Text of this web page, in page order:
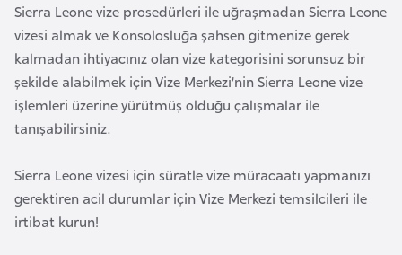
m
l
e
r
i
Sierra Leone vize prosedürleri ile uğraşmadan Sierra Leone
vizesi almak ve Konsolosluğa şahsen gitmenize gerek
kalmadan ihtiyacınız olan vize kategorisini sorunsuz bir
şekilde alabilmek için Vize Merkezi’nin Sierra Leone vize
işlemleri üzerine yürütmüş olduğu çalışmalar ile
tanışabilirsiniz.
Sierra Leone vizesi için süratle vize müracaatı yapmanızı
gerektiren acil durumlar için Vize Merkezi temsilcileri ile
irtibat kurun!
A
z
e
r
a
y
c